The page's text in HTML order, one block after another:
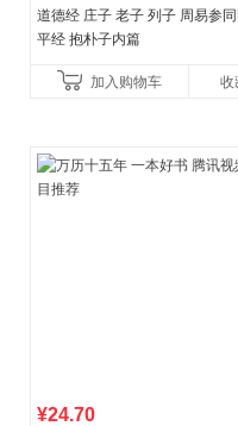
道德经 庄子 老子 列子 周易参
平经 抱朴子内篇
加入购物车 收
¥24.70